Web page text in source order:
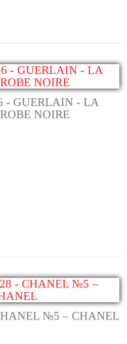
- GUERLAIN - LA
NOIRE
№5 – CHANEL